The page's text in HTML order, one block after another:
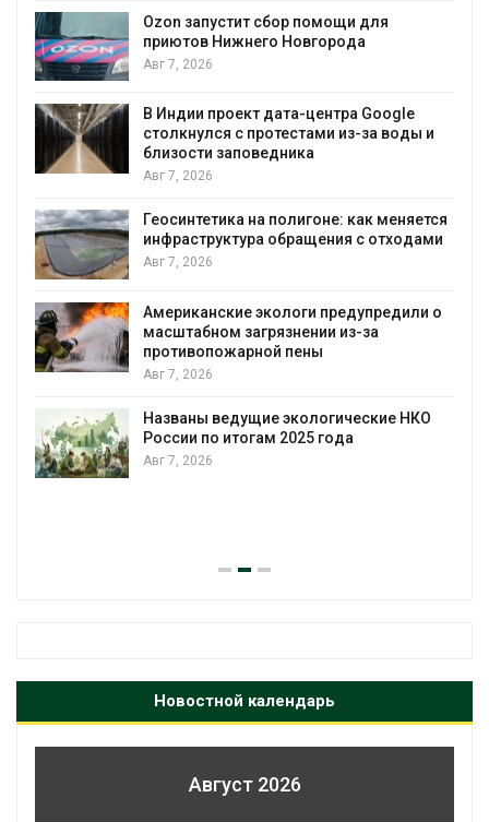
Ozon запустит сбор помощи для
приютов Нижнего Новгорода
Авг 7, 2026
В Индии проект дата-центра Google
столкнулся с протестами из-за воды и
близости заповедника
Авг 7, 2026
Геосинтетика на полигоне: как меняется
инфраструктура обращения с отходами
Авг 7, 2026
Американские экологи предупредили о
масштабном загрязнении из-за
противопожарной пены
Авг 7, 2026
Названы ведущие экологические НКО
России по итогам 2025 года
Авг 7, 2026
Новостной календарь
Август 2026